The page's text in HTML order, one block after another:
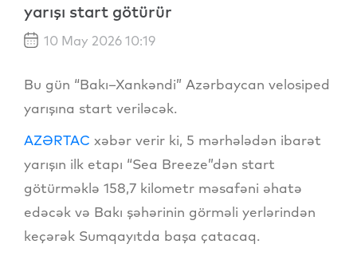
yarışı start götürür
10 May 2026 10:19
Bu gün “Bakı–Xankəndi” Azərbaycan velosiped
yarışına start veriləcək.
AZƏRTAC xəbər verir ki, 5 mərhələdən ibarət
yarışın ilk etapı “Sea Breeze”dən start
götürməklə 158,7 kilometr məsafəni əhatə
edəcək və Bakı şəhərinin görməli yerlərindən
keçərək Sumqayıtda başa çatacaq.